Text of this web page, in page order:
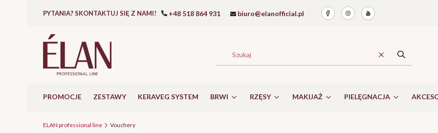
PYTANIA? SKONTAKTUJ SIĘ Z NAMI! +48 518 864 931 biuro@elanofficial.pl
WyczyśćSzukaj
PROMOCJE ZESTAWY KERAVEG SYSTEM BRWI RZĘSY MAKIJAŻ PIELĘGNACJA
ELAN professional line Vouchery